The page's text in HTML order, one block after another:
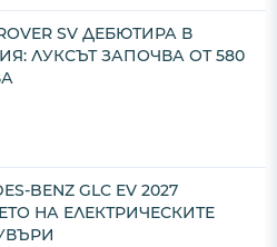
SV ДЕБЮТИРА В
ЛУКСЪТ ЗАПОЧВА ОТ 580
BENZ GLC EV 2027
НА ЕЛЕКТРИЧЕСКИТЕ